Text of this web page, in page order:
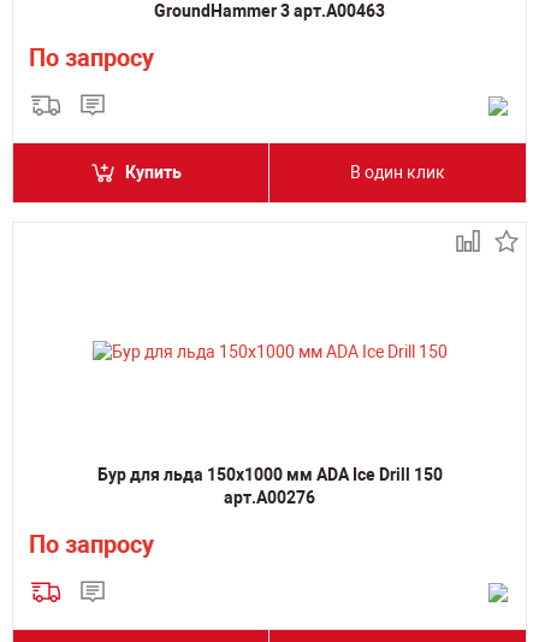
GroundHammer 3 арт.А00463
По запросу
Купить В один клик
Бур для льда 150х1000 мм ADA Ice Drill 150
арт.А00276
По запросу